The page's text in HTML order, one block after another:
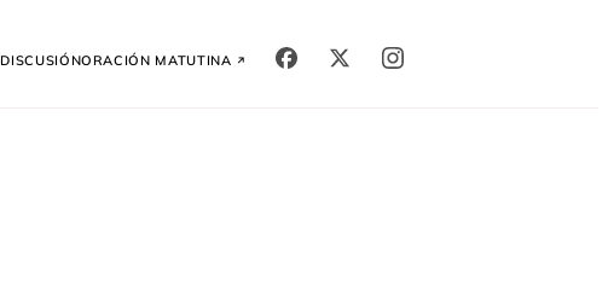
DiscusiónOración Matutina